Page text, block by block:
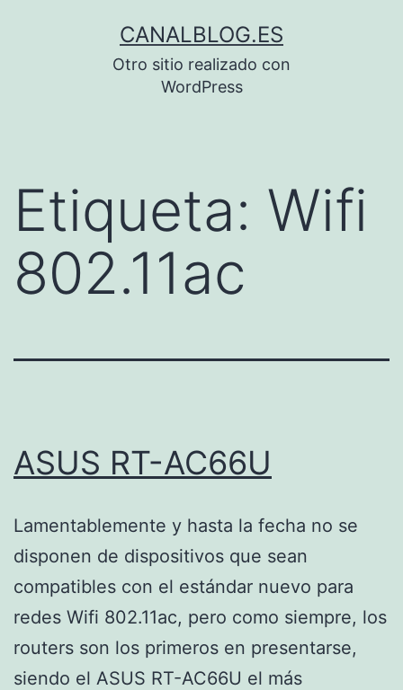
CANALBLOG.ES
Otro sitio realizado con
WordPress
Etiqueta: Wifi
802.11ac
ASUS RT-AC66U
Lamentablemente y hasta la fecha no se
disponen de dispositivos que sean
compatibles con el estándar nuevo para
redes Wifi 802.11ac, pero como siempre, los
routers son los primeros en presentarse,
siendo el ASUS RT-AC66U el más